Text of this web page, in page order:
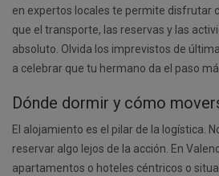
en expertos locales te permite disfrutar
que el transporte, las reservas y las
absoluto. Olvida los imprevistos de
a celebrar que tu hermano da el paso
Dónde dormir y cómo
El alojamiento es el pilar de la logística.
reservar algo lejos de la acción. En
apartamentos o hoteles céntricos o